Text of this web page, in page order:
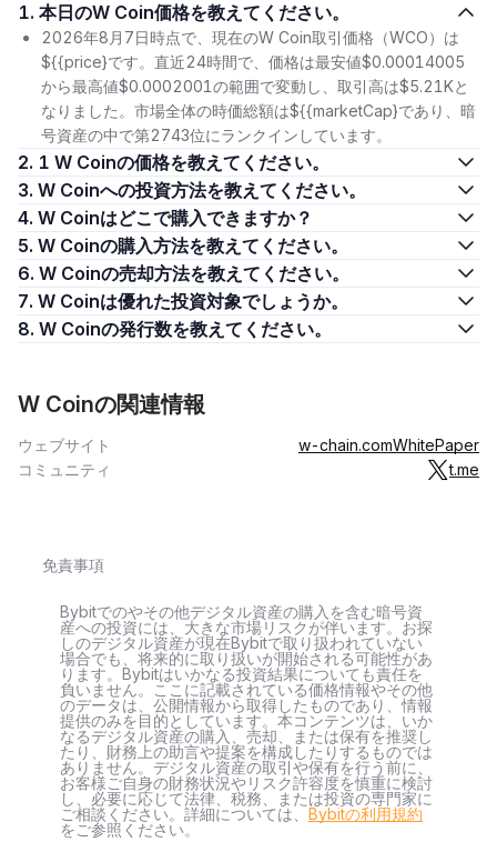
1. 本日のW Coin価格を教えてください。
2026年8月7日時点で、現在のW Coin取引価格（WCO）は
${{price}です。直近24時間で、価格は最安値$0.00014005
から最高値$0.0002001の範囲で変動し、取引高は$5.21Kと
なりました。市場全体の時価総額は${{marketCap}であり、暗
号資産の中で第2743位にランクインしています。
2. 1 W Coinの価格を教えてください。
3. W Coinへの投資方法を教えてください。
4. W Coinはどこで購入できますか？
5. W Coinの購入方法を教えてください。
6. W Coinの売却方法を教えてください。
7. W Coinは優れた投資対象でしょうか。
8. W Coinの発行数を教えてください。
W Coinの関連情報
ウェブサイト w-chain.comWhitePaper
コミュニティ
t.me
免責事項
Bybitでのやその他デジタル資産の購入を含む暗号資
産への投資には、大きな市場リスクが伴います。お探
しのデジタル資産が現在Bybitで取り扱われていない
場合でも、将来的に取り扱いが開始される可能性があ
ります。Bybitはいかなる投資結果についても責任を
負いません。ここに記載されている価格情報やその他
のデータは、公開情報から取得したものであり、情報
提供のみを目的としています。本コンテンツは、いか
なるデジタル資産の購入、売却、または保有を推奨し
たり、財務上の助言や提案を構成したりするものでは
ありません。デジタル資産の取引や保有を行う前に、
お客様ご自身の財務状況やリスク許容度を慎重に検討
し、必要に応じて法律、税務、または投資の専門家に
ご相談ください。詳細については、 Bybitの利用規約
をご参照ください。